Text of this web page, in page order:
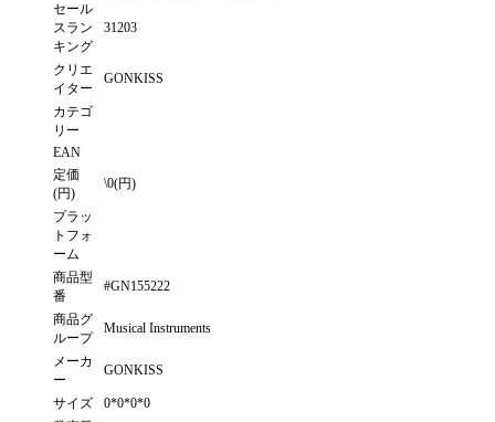
セール
スラン
キング
31203
クリエ
イター
GONKISS
カテゴ
リー
EAN
定価
(円)
\0(円)
プラッ
トフォ
ーム
商品型
番
#GN155222
商品グ
ループ
Musical Instruments
メーカ
ー
GONKISS
サイズ
0*0*0*0